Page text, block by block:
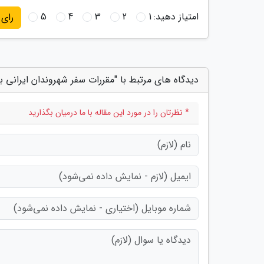
امتیاز دهید:1
2
3
4
5 رای
دیدگاه های مرتبط با "مقررات سفر شهروندان ایرانی به 4 کشور
* نظرتان را در مورد این مقاله با ما درمیان بگذارید